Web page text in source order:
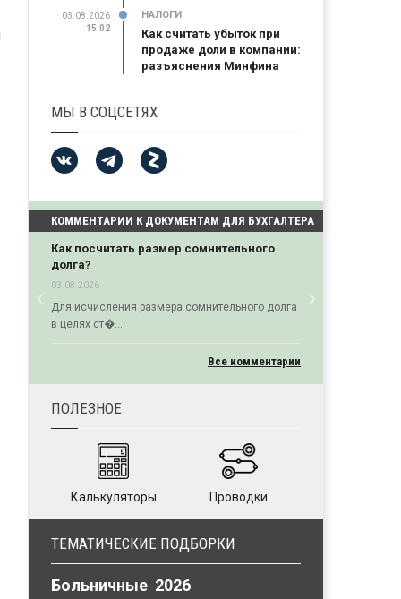
03.08.2026
15:02
НАЛОГИ
Как считать убыток при
продаже доли в компании:
разъяснения Минфина
МЫ В СОЦСЕТЯХ
КОММЕНТАРИИ К ДОКУМЕНТАМ ДЛЯ БУХГАЛТЕРА
Как посчитать размер сомнительного
долга?
03.08.2026
Для исчисления размера сомнительного долга
в целях ст�...
‹Previous ›Next
Все комментарии
ПОЛЕЗНОЕ
Калькуляторы Проводки
ТЕМАТИЧЕСКИЕ ПОДБОРКИ
Больничные 2026